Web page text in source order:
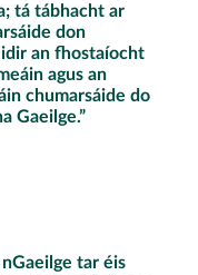
tá tábhacht ar
don
an fhostaíocht
agus an
chumarsáide do
Gaeilge.”
tar éis